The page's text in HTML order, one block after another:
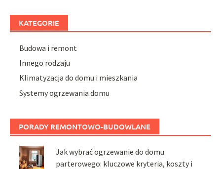
KATEGORIE
Budowa i remont
Innego rodzaju
Klimatyzacja do domu i mieszkania
Systemy ogrzewania domu
PORADY REMONTOWO-BUDOWLANE
Jak wybrać ogrzewanie do domu
parterowego: kluczowe kryteria, koszty i